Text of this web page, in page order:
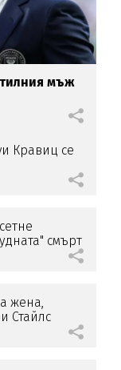
мъж
Кравиц се
смърт
жена,
Стайлс